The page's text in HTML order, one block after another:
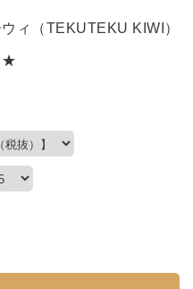
ィ（TEKUTEKU KIWI）
★